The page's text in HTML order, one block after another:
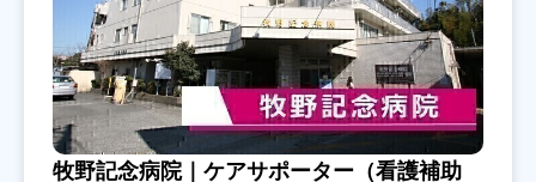
牧野記念病院｜ケアサポーター（看護補助